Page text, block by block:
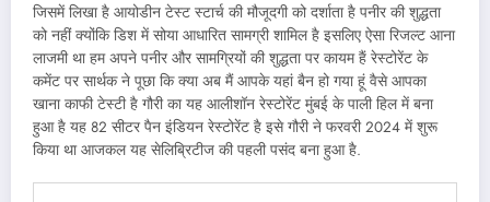
जिसमें लिखा है आयोडीन टेस्ट स्टार्च की मौजूदगी को दर्शाता है पनीर की शुद्धता
को नहीं क्योंकि डिश में सोया आधारित सामग्री शामिल है इसलिए ऐसा रिजल्ट आना
लाजमी था हम अपने पनीर और सामग्रियों की शुद्धता पर कायम हैं रेस्टोरेंट के
कमेंट पर सार्थक ने पूछा कि क्या अब मैं आपके यहां बैन हो गया हूं वैसे आपका
खाना काफी टेस्टी है गौरी का यह आलीशॉन रेस्टोरेंट मुंबई के पाली हिल में बना
हुआ है यह 82 सीटर पैन इंडियन रेस्टोरेंट है इसे गौरी ने फरवरी 2024 में शुरू
किया था आजकल यह सेलिब्रिटीज की पहली पसंद बना हुआ है.